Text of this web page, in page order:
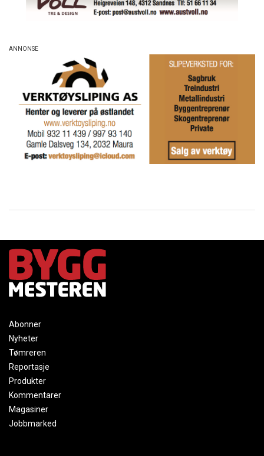
Abonner
Nyheter
Tømreren
Reportasje
Produkter
Kommentarer
Magasiner
Jobbmarked